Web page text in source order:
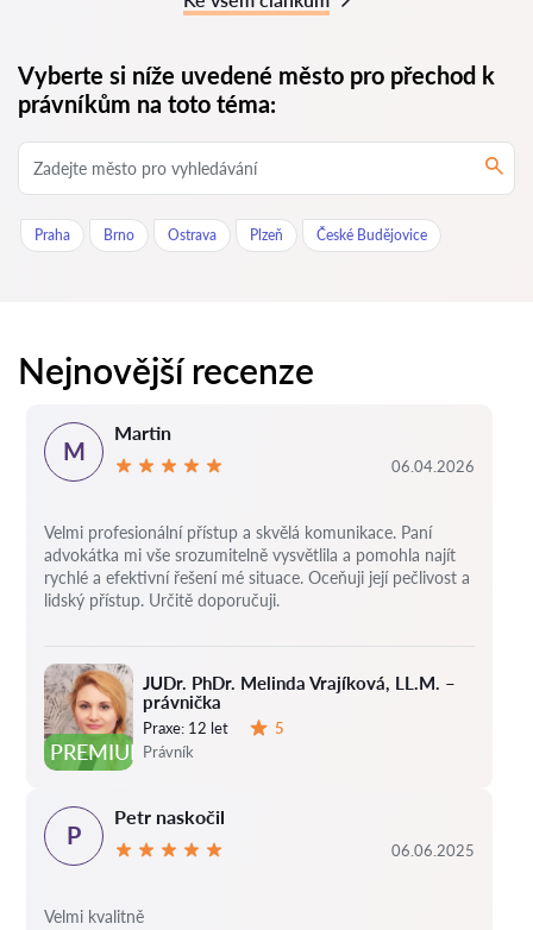
Vyberte si níže uvedené město pro přechod k
právníkům na toto téma:
Praha Brno Ostrava Plzeň České Budějovice
Nejnovější recenze
PREMIUM
JUDr. PhDr. Melinda Vrajíková, LL.M. –
právnička
Praxe: 12 let
5
Právník
M
Martin
06.04.2026
Velmi profesionální přístup a skvělá komunikace. Paní
advokátka mi vše srozumitelně vysvětlila a pomohla najít
rychlé a efektivní řešení mé situace. Oceňuji její pečlivost a
lidský přístup. Určitě doporučuji.
P
Petr naskočil
06.06.2025
Velmi kvalitně